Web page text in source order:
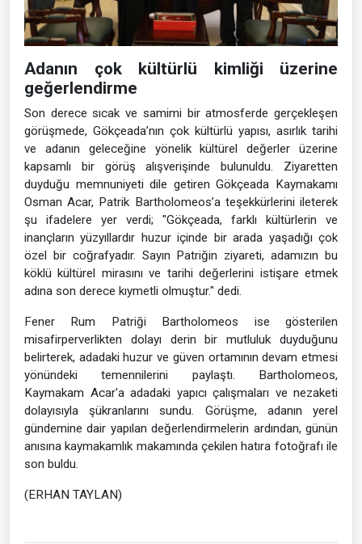
Adanın çok kültürlü kimliği üzerine
geğerlendirme
Son derece sıcak ve samimi bir atmosferde gerçekleşen
görüşmede, Gökçeada’nın çok kültürlü yapısı, asırlık tarihi
ve adanın geleceğine yönelik kültürel değerler üzerine
kapsamlı bir görüş alışverişinde bulunuldu. Ziyaretten
duyduğu memnuniyeti dile getiren Gökçeada Kaymakamı
Osman Acar, Patrik Bartholomeos’a teşekkürlerini ileterek
şu ifadelere yer verdi; "Gökçeada, farklı kültürlerin ve
inançların yüzyıllardır huzur içinde bir arada yaşadığı çok
özel bir coğrafyadır. Sayın Patriğin ziyareti, adamızın bu
köklü kültürel mirasını ve tarihi değerlerini istişare etmek
adına son derece kıymetli olmuştur." dedi.
Fener Rum Patriği Bartholomeos ise gösterilen
misafirperverlikten dolayı derin bir mutluluk duyduğunu
belirterek, adadaki huzur ve güven ortamının devam etmesi
yönündeki temennilerini paylaştı. Bartholomeos,
Kaymakam Acar'a adadaki yapıcı çalışmaları ve nezaketi
dolayısıyla şükranlarını sundu. Görüşme, adanın yerel
gündemine dair yapılan değerlendirmelerin ardından, günün
anısına kaymakamlık makamında çekilen hatıra fotoğrafı ile
son buldu.
(ERHAN TAYLAN)